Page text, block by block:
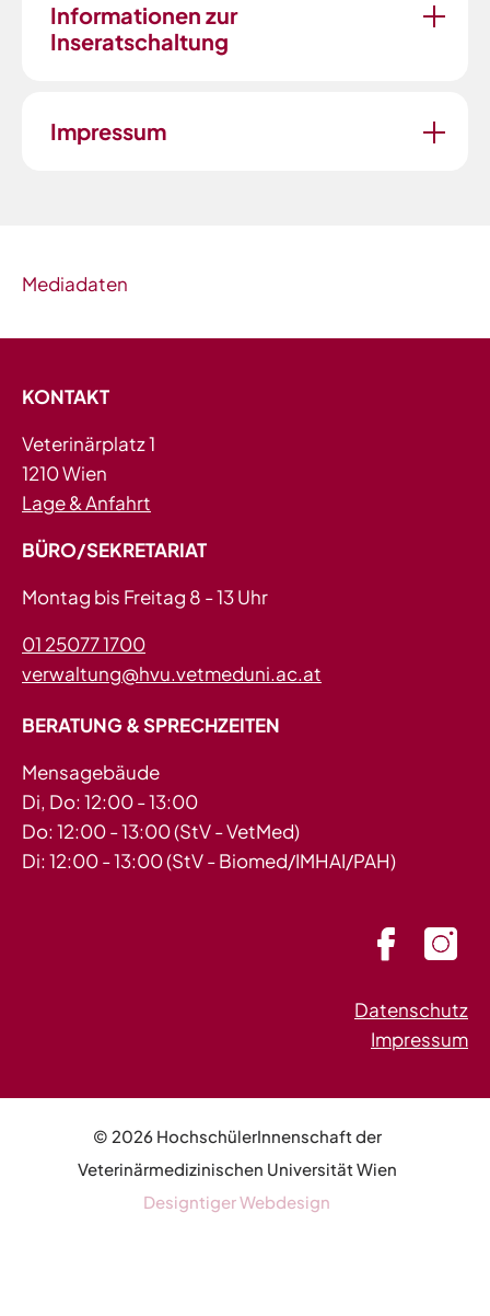
Informationen zur
Inseratschaltung
Impressum
Mediadaten
KONTAKT
Veterinärplatz 1
1210 Wien
Lage & Anfahrt
BÜRO/SEKRETARIAT
Montag bis Freitag 8 - 13 Uhr
01 25077 1700
verwaltung@hvu.vetmeduni.ac.at
BERATUNG & SPRECHZEITEN
Mensagebäude
Di, Do: 12:00 - 13:00
Do: 12:00 - 13:00 (StV - VetMed)
Di: 12:00 - 13:00 (StV - Biomed/IMHAI/PAH)
Datenschutz
Impressum
© 2026 HochschülerInnenschaft der
Veterinärmedizinischen Universität Wien
Designtiger Webdesign